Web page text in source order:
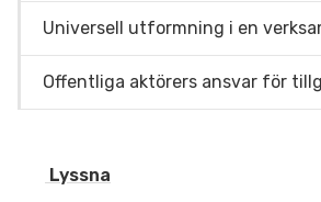
Lyssna
Universell utformning i en
Offentliga aktörers ansvar för